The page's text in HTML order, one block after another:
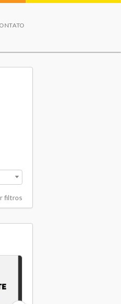
filtros